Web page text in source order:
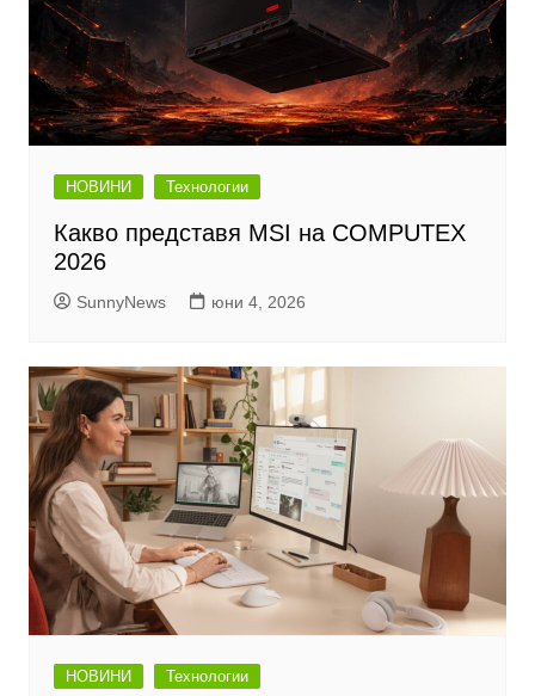
НОВИНИ Технологии
Какво представя MSI на COMPUTEX
2026
SunnyNews юни 4, 2026
НОВИНИ Технологии